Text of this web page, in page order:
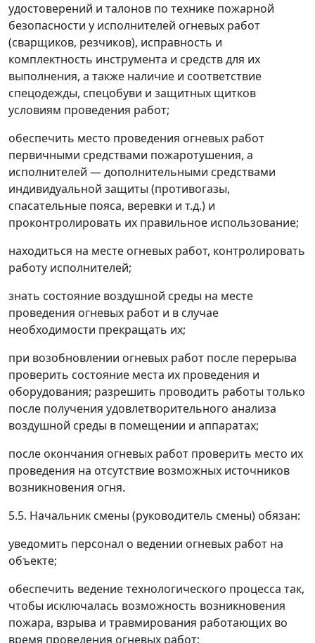
удостоверений и талонов по технике пожарной
безопасности у исполнителей огневых работ
(сварщиков, резчиков), исправность и
комплектность инструмента и средств для их
выполнения, а также наличие и соответствие
спецодежды, спецобуви и защитных щитков
условиям проведения работ;
обеспечить место проведения огневых работ
первичными средствами пожаротушения, а
исполнителей —дополнительными средствами
индивидуальной защиты (противогазы,
спасательные пояса, веревки и т.д.) и
проконтролировать их правильное использование;
находиться на месте огневых работ, контролировать
работу исполнителей;
знать состояние воздушной среды на месте
проведения огневых работ и в случае
необходимости прекращать их;
при возобновлении огневых работ после перерыва
проверить состояние места их проведения и
оборудования; разрешить проводить работы только
после получения удовлетворительного анализа
воздушной среды в помещении и аппаратах;
после окончания огневых работ проверить место их
проведения на отсутствие возможных источников
возникновения огня.
5.5. Начальник смены (руководитель смены) обязан:
уведомить персонал о ведении огневых работ на
объекте;
обеспечить ведение технологического процесса так,
чтобы исключалась возможность возникновения
пожара, взрыва и травмирования работающих во
время проведения огневых работ;